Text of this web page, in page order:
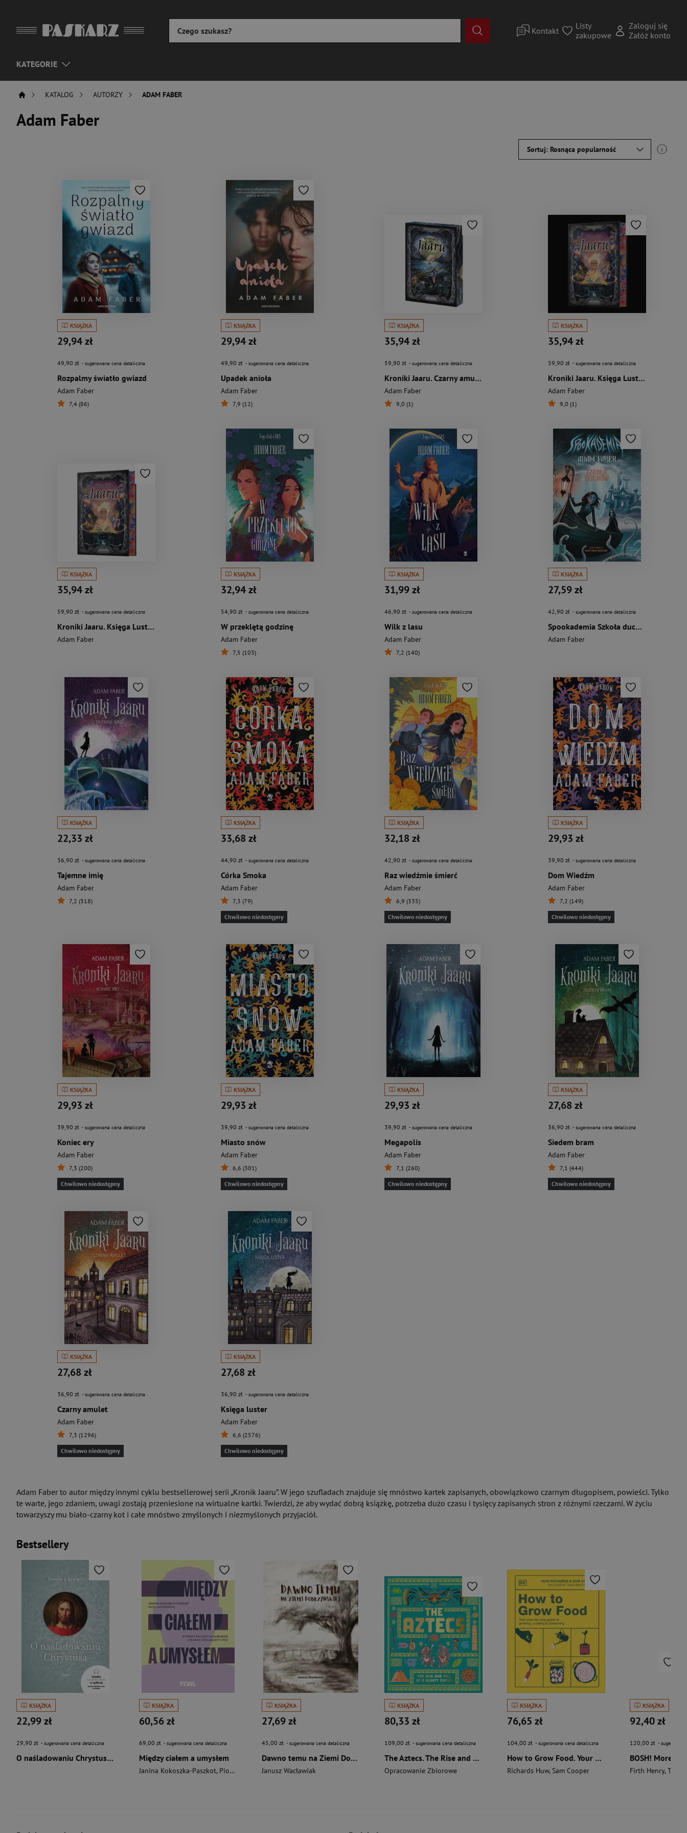
Kontakt
Listy
zakupowe
Zaloguj się
Załóż konto
KATEGORIE
KATALOG AUTORZY ADAM FABER
Adam Faber
Sortuj: Rosnąca popularność
KSIĄŻKA
29,94 zł
49,90 zł - sugerowana cena detaliczna
Rozpalmy światło gwiazd
Adam Faber
7,4 (86)
KSIĄŻKA
29,94 zł
49,90 zł - sugerowana cena detaliczna
Upadek anioła
Adam Faber
7,9 (12)
KSIĄŻKA
35,94 zł
59,90 zł - sugerowana cena detaliczna
Kroniki Jaaru. Czarny amulet (ilustrowane brzegi)
Adam Faber
9,0 (1)
KSIĄŻKA
35,94 zł
59,90 zł - sugerowana cena detaliczna
Kroniki Jaaru. Księga Luster (z barwionymi brzegami)
Adam Faber
9,0 (1)
KSIĄŻKA
35,94 zł
59,90 zł - sugerowana cena detaliczna
Kroniki Jaaru. Księga Luster (z barwionymi brzegami)
Adam Faber
KSIĄŻKA
32,94 zł
54,90 zł - sugerowana cena detaliczna
W przeklętą godzinę
Adam Faber
7,5 (103)
KSIĄŻKA
31,99 zł
46,90 zł - sugerowana cena detaliczna
Wilk z lasu
Adam Faber
7,2 (140)
KSIĄŻKA
27,59 zł
42,90 zł - sugerowana cena detaliczna
Spookademia Szkoła duchów
Adam Faber
KSIĄŻKA
22,33 zł
36,90 zł - sugerowana cena detaliczna
Tajemne imię
Adam Faber
7,2 (318)
KSIĄŻKA
33,68 zł
44,90 zł - sugerowana cena detaliczna
Córka Smoka
Adam Faber
7,3 (79)
Chwilowo niedostępny
KSIĄŻKA
32,18 zł
42,90 zł - sugerowana cena detaliczna
Raz wiedźmie śmierć
Adam Faber
6,9 (335)
Chwilowo niedostępny
KSIĄŻKA
29,93 zł
39,90 zł - sugerowana cena detaliczna
Dom Wiedźm
Adam Faber
7,2 (149)
Chwilowo niedostępny
KSIĄŻKA
29,93 zł
39,90 zł - sugerowana cena detaliczna
Koniec ery
Adam Faber
7,3 (200)
Chwilowo niedostępny
KSIĄŻKA
29,93 zł
39,90 zł - sugerowana cena detaliczna
Miasto snów
Adam Faber
6,6 (301)
Chwilowo niedostępny
KSIĄŻKA
29,93 zł
39,90 zł - sugerowana cena detaliczna
Megapolis
Adam Faber
7,1 (260)
Chwilowo niedostępny
KSIĄŻKA
27,68 zł
36,90 zł - sugerowana cena detaliczna
Siedem bram
Adam Faber
7,1 (444)
Chwilowo niedostępny
KSIĄŻKA
27,68 zł
36,90 zł - sugerowana cena detaliczna
Czarny amulet
Adam Faber
7,3 (1296)
Chwilowo niedostępny
KSIĄŻKA
27,68 zł
36,90 zł - sugerowana cena detaliczna
Księga luster
Adam Faber
6,6 (2576)
Chwilowo niedostępny
Adam Faber to autor między innymi cyklu bestsellerowej serii „Kronik Jaaru”. W jego szufladach znajduje się mnóstwo kartek zapisanych, obowiązkowo czarnym długopisem, powieści. Tylko
te warte, jego zdaniem, uwagi zostają przeniesione na wirtualne kartki. Twierdzi, że aby wydać dobrą książkę, potrzeba dużo czasu i tysięcy zapisanych stron z różnymi rzeczami. W życiu
towarzyszy mu biało-czarny kot i całe mnóstwo zmyślonych i niezmyślonych przyjaciół.
Bestsellery
KSIĄŻKA
22,99 zł
29,90 zł - sugerowana cena detaliczna
O naśladowaniu Chrystusa wyd. 2026
KSIĄŻKA
60,56 zł
69,00 zł - sugerowana cena detaliczna
Między ciałem a umysłem
Janina Kokoszka-Paszkot, Piotr Wierzbiński
KSIĄŻKA
27,69 zł
45,00 zł - sugerowana cena detaliczna
Dawno temu na Ziemi Dobrzyńskiej
Janusz Wacławiak
KSIĄŻKA
80,33 zł
109,00 zł - sugerowana cena detaliczna
The Aztecs. The Rise and Fall of a Mighty Empire
Opracowanie Zbiorowe
KSIĄŻKA
76,65 zł
104,00 zł - sugerowana cena detaliczna
How to Grow Food. Your Crop-by-Crop Guide to Growing, Cooking, & Preserving
Richards Huw, Sam Cooper
KSIĄŻKA
92,40 zł
120,00 zł -
Firth Henry,